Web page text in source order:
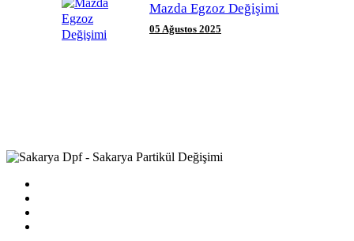
Mazda Egzoz Değişimi
05 Ağustos 2025